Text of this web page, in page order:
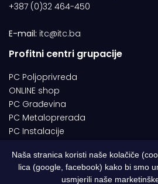
+387 (0)32 464-450
E-mail: itc@itc.ba
Profitni centri grupacije
PC Poljoprivreda
ONLINE shop
PC Građevina
PC Metaloprerada
PC Instalacije
© 1994-2026 | ITC d.o.o. Zenica. Sva
Naša stranica koristi naše kolačiče
lica (google, facebook) kako bi smo
usmjerili naše